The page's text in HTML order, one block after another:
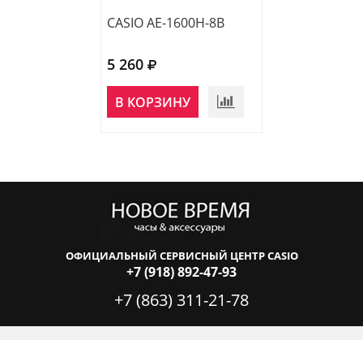
CASIO AE-1600H-8B
5 260
В КОРЗИНУ
ОФИЦИАЛЬНЫЙ СЕРВИСНЫЙ ЦЕНТР CASIO
+7 (918) 892-47-93
+7 (863) 311-21-78